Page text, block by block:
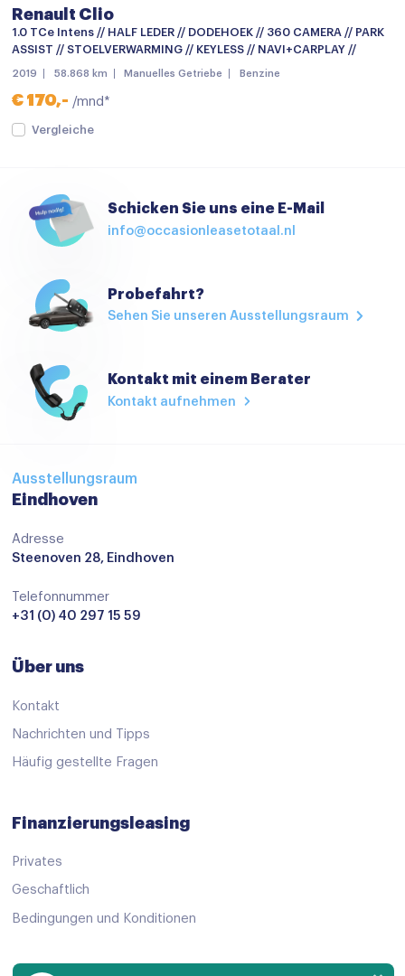
Lederen versnellingspook
Regensensor
Stuurbekrachtiging snelheidsafhankelijk
Achteruitrijcamera
Airbag(s) hoofd achter
Airbag(s) hoofd voor
Airbag bestuurder
Airbag passagier
Anti Blokkeer Systeem
Anti doorSlip Regeling
Autonomous Emergency Braking
Dodehoek detector
dodehoek herkenning
Elektronisch Stabiliteits Programma
Hill hold functie
Isofix bevestiging voor kinderzitjes
Rijstrooksensor
Verkeersbord detectie
Vermoeidheids herkenning
airco automatisch
Renault Clio
1.0 TCe Intens // HALF LEDER // DODEHOEK // 360 CAMERA // PARK
ASSIST // STOELVERWARMING // KEYLESS // NAVI+CARPLAY //
2019 58.868 km Manuelles Getriebe Benzine
€ 170,- /mnd*
Vergleiche
Schicken Sie uns eine E-Mail
info@occasionleasetotaal.nl
Probefahrt?
Sehen Sie unseren Ausstellungsraum
Kontakt mit einem Berater
Kontakt aufnehmen
Ausstellungsraum
Eindhoven
Adresse
Steenoven 28, Eindhoven
Telefonnummer
+31 (0) 40 297 15 59
Über uns
Kontakt
Nachrichten und Tipps
Häufig gestellte Fragen
Finanzierungsleasing
Privates
Geschaftlich
Bedingungen und Konditionen